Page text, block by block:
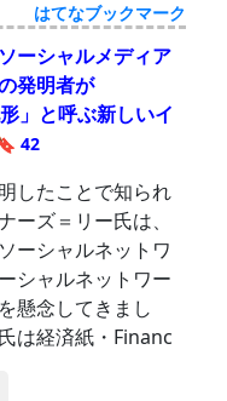
はてなブックマーク
ーシャルメディア
発明者が
」と呼ぶ新しいイ
42
したことで知られ
ーズ＝リー氏は、
ーシャルネットワ
シャルネットワー
懸念してきまし
は経済紙・Financ